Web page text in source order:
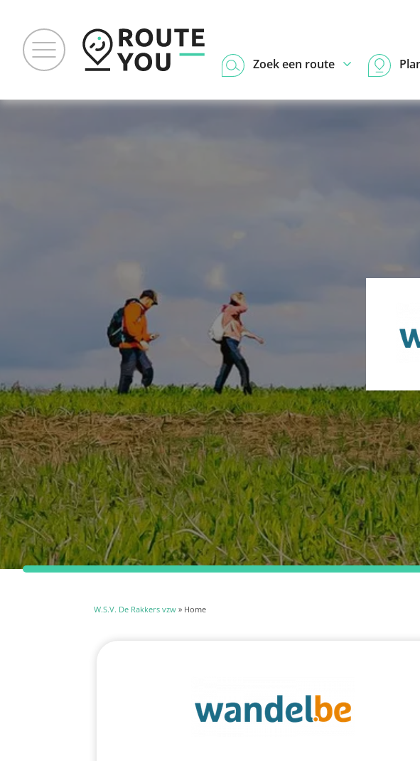
Zoek een route
W.S.V. De Rakkers vzw » Home